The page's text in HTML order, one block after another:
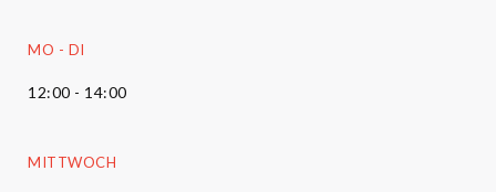
MO - DI
12:00 - 14:00
MITTWOCH